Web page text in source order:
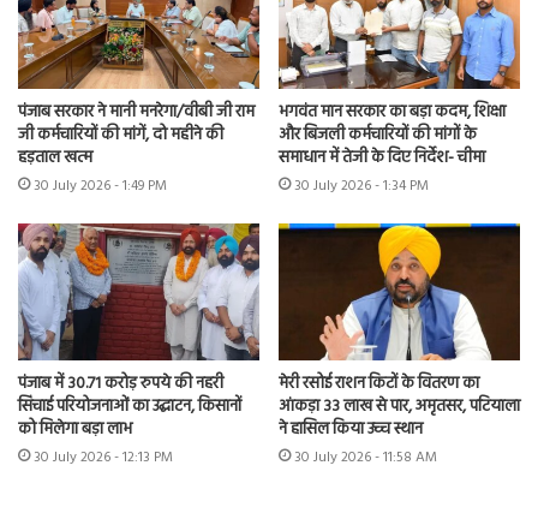
पंजाब सरकार ने मानी मनरेगा/वीबी जी राम
जी कर्मचारियों की मांगें, दो महीने की
हड़ताल खत्म
30 July 2026 - 1:49 PM
भगवंत मान सरकार का बड़ा कदम, शिक्षा
और बिजली कर्मचारियों की मांगों के
समाधान में तेजी के दिए निर्देश- चीमा
30 July 2026 - 1:34 PM
पंजाब में 30.71 करोड़ रुपये की नहरी
सिंचाई परियोजनाओं का उद्घाटन, किसानों
को मिलेगा बड़ा लाभ
30 July 2026 - 12:13 PM
मेरी रसोई राशन किटों के वितरण का
आंकड़ा 33 लाख से पार, अमृतसर, पटियाला
ने हासिल किया उच्च स्थान
30 July 2026 - 11:58 AM